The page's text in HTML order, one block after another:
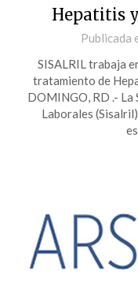
Hepatitis
Publicada
SISALRIL trabaja
tratamiento de
DOMINGO, RD .- La
Laborales